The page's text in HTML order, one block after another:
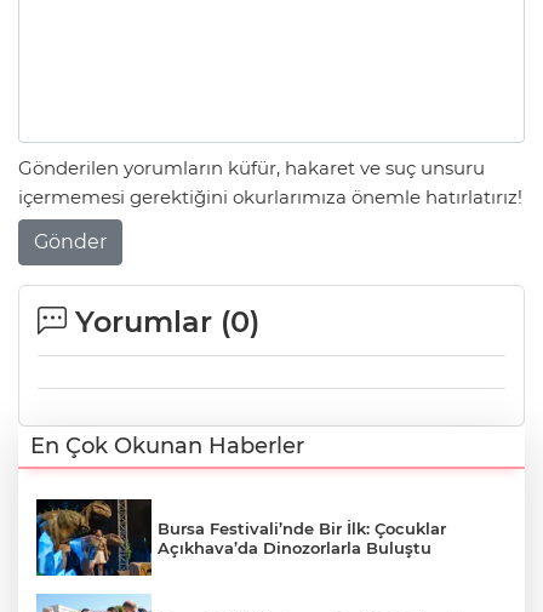
Gönderilen yorumların küfür, hakaret ve suç unsuru
içermemesi gerektiğini okurlarımıza önemle hatırlatırız!
Gönder
Yorumlar (0)
En Çok Okunan Haberler
Bursa Festivali’nde Bir İlk: Çocuklar
Açıkhava’da Dinozorlarla Buluştu